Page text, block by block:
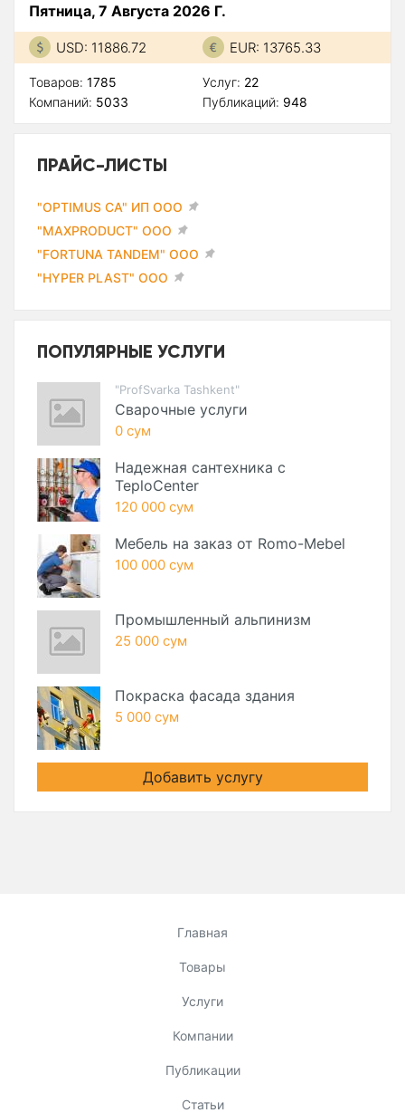
Пятница, 7 Августа 2026 Г.
USD: 11886.72 EUR: 13765.33
Товаров: 1785
Компаний: 5033
Услуг: 22
Публикаций: 948
ПРАЙС-ЛИСТЫ
"OPTIMUS CA" ИП ООО
"MAXPRODUCT" ООО
"FORTUNA TANDEM" ООО
"HYPER PLAST" ООО
ПОПУЛЯРНЫЕ УСЛУГИ
"ProfSvarka Tashkent"
Сварочные услуги
0 сум
Надежная сантехника с
TeploCenter
120 000 сум
Мебель на заказ от Romo-Mebel
100 000 сум
Промышленный альпинизм
25 000 сум
Покраска фасада здания
5 000 сум
Добавить услугу
Главная
Товары
Услуги
Компании
Публикации
Статьи